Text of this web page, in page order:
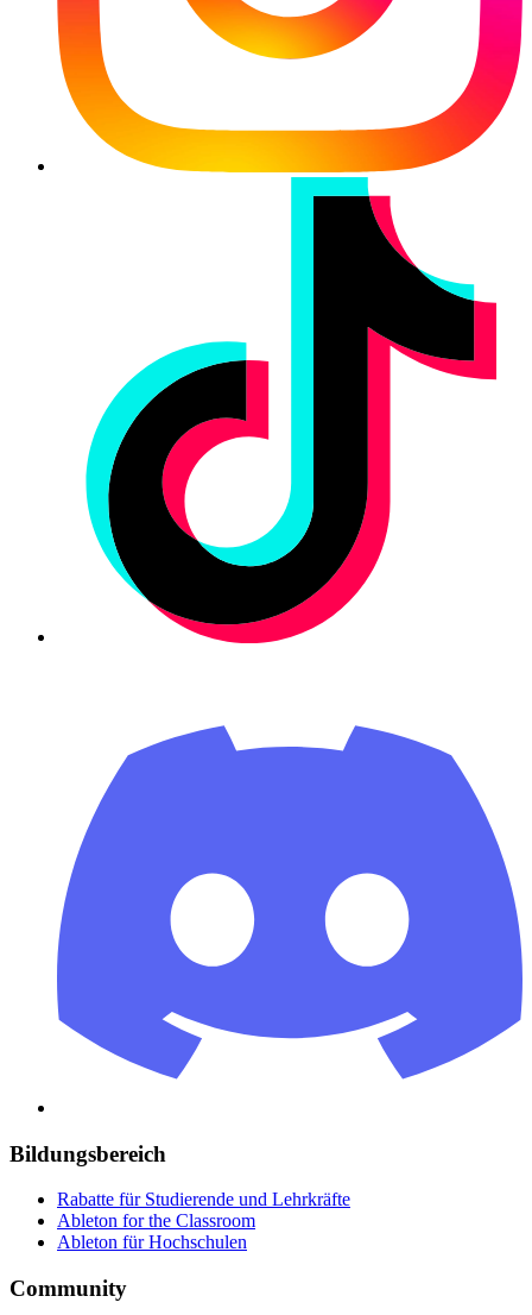
Bildungsbereich
Rabatte für Studierende und Lehrkräfte
Ableton for the Classroom
Ableton für Hochschulen
Community